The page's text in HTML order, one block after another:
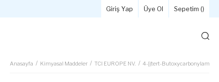
Giriş Yap Üye Ol Sepetim ()
Anasayfa Kimyasal Maddeler TCI EUROPE NV. 4-[(tert-